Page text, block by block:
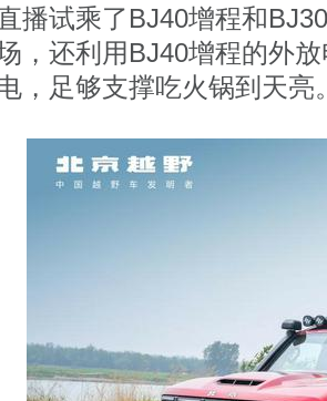
播试乘了BJ40增程和
，还利用BJ40增程的外
，足够支撑吃火锅到天亮